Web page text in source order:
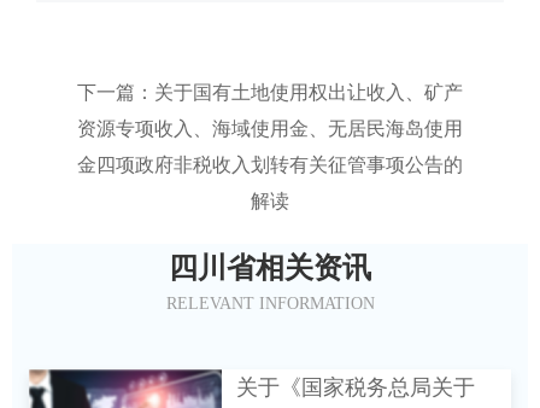
下一篇：关于国有土地使用权出让收入、矿产
资源专项收入、海域使用金、无居民海岛使用
金四项政府非税收入划转有关征管事项公告的
解读
四川省相关资讯
RELEVANT INFORMATION
关于《国家税务总局关于